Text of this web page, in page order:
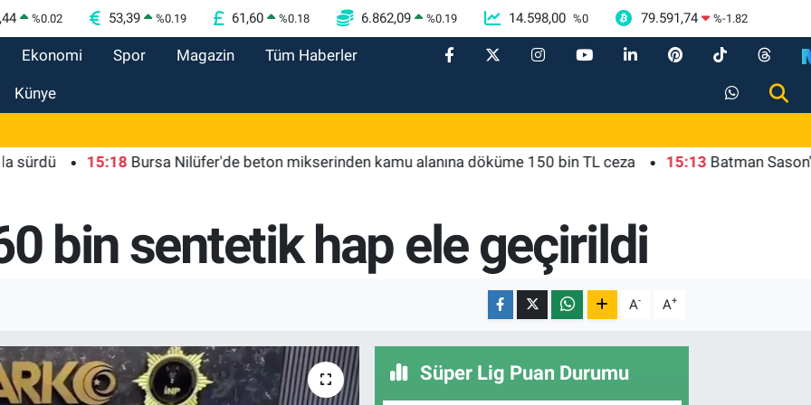
%0.02 53,39 %0.19 61,60 %0.18 6.862,09 %0.19 14.598,00 %0 79.591,74 %-1.82
Ekonomi Spor Magazin Tüm Haberler
Künye
15:18 Bursa Nilüfer'de beton mikserinden kamu alanına döküme 150 bin TL ceza 15:13 Batman Sason'da
bin sentetik hap ele geçirildi
A- A+
Süper Lig Puan Durumu